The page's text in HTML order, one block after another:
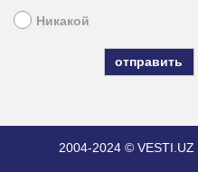
Никакой
2004-2024 © VESTI.UZ